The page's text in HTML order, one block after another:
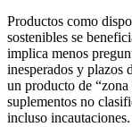
Productos como
sostenibles se
implica menos
inesperados y plazos
un producto de
suplementos no
incluso incautaciones.